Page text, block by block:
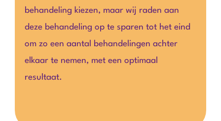
behandeling kiezen, maar wij raden aan
deze behandeling op te sparen tot het eind
om zo een aantal behandelingen achter
elkaar te nemen, met een optimaal
resultaat.